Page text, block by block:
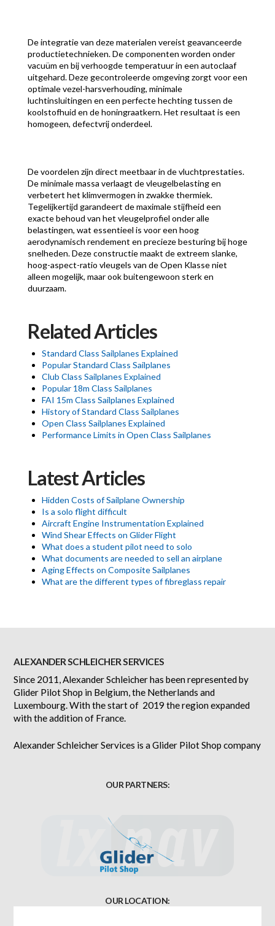
De integratie van deze materialen vereist geavanceerde
productietechnieken. De componenten worden onder
vacuüm en bij verhoogde temperatuur in een autoclaaf
uitgehard. Deze gecontroleerde omgeving zorgt voor een
optimale vezel-harsverhouding, minimale
luchtinsluitingen en een perfecte hechting tussen de
koolstofhuid en de honingraatkern. Het resultaat is een
homogeen, defectvrij onderdeel.
De voordelen zijn direct meetbaar in de vluchtprestaties.
De minimale massa verlaagt de vleugelbelasting en
verbetert het klimvermogen in zwakke thermiek.
Tegelijkertijd garandeert de maximale stijfheid een
exacte behoud van het vleugelprofiel onder alle
belastingen, wat essentieel is voor een hoog
aerodynamisch rendement en precieze besturing bij hoge
snelheden. Deze constructie maakt de extreem slanke,
hoog-aspect-ratio vleugels van de Open Klasse niet
alleen mogelijk, maar ook buitengewoon sterk en
duurzaam.
Related Articles
Standard Class Sailplanes Explained
Popular Standard Class Sailplanes
Club Class Sailplanes Explained
Popular 18m Class Sailplanes
FAI 15m Class Sailplanes Explained
History of Standard Class Sailplanes
Open Class Sailplanes Explained
Performance Limits in Open Class Sailplanes
Latest Articles
Hidden Costs of Sailplane Ownership
Is a solo flight difficult
Aircraft Engine Instrumentation Explained
Wind Shear Effects on Glider Flight
What does a student pilot need to solo
What documents are needed to sell an airplane
Aging Effects on Composite Sailplanes
What are the different types of fibreglass repair
ALEXANDER SCHLEICHER SERVICES
Since 2011, Alexander Schleicher has been represented by
Glider Pilot Shop in Belgium, the Netherlands and
Luxembourg. With the start of 2019 the region expanded
with the addition of France.
Alexander Schleicher Services is a Glider Pilot Shop company
OUR PARTNERS:
OUR LOCATION: